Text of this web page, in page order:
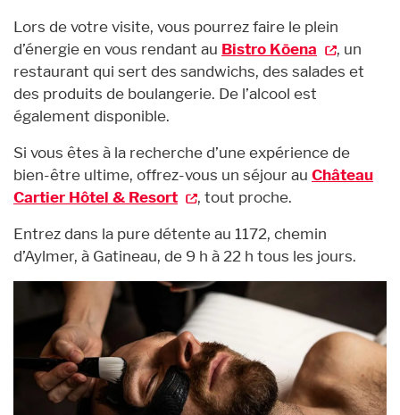
Lors de votre visite, vous pourrez faire le plein
d’énergie en vous rendant au Bistro Kōena
, un
restaurant qui sert des sandwichs, des salades et
des produits de boulangerie. De l’alcool est
également disponible.
Si vous êtes à la recherche d’une expérience de
bien-être ultime, offrez-vous un séjour au Château
Cartier Hôtel & Resort
, tout proche.
Entrez dans la pure détente au 1172, chemin
d’Aylmer, à Gatineau, de 9 h à 22 h tous les jours.